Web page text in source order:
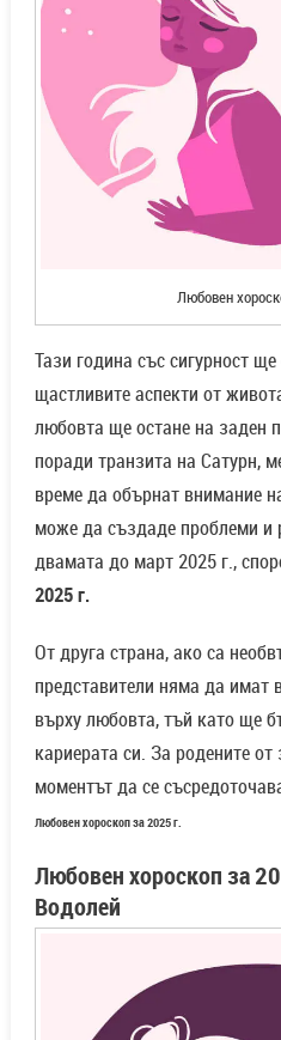
Любовен
Тази година със сигурност
щастливите аспекти от
любовта ще остане на заден
поради транзита на Сатурн,
време да обърнат внимание
може да създаде проблеми и
двамата до март 2025 г.,
2025 г.
От друга страна, ако са
представители няма да имат
върху любовта, тъй като ще
кариерата си. За родените
моментът да се
Любовен хороскоп за 2025 г.
Любовен хороскоп за
Водолей